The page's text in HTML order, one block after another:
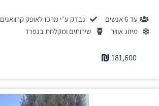
עד 6 אנשים נבדק ע״י מרכז לאופק קרוואנים
מיזוג אוויר
שירותים ומקלחת בנפרד
181,600